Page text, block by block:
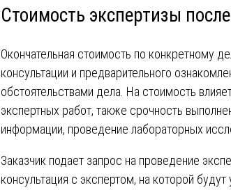
Стоимость экспертизы
Окончательная стоимость по конкретному
консультации и предварительного
обстоятельствами дела. На стоимость
экспертных работ, также срочность
информации, проведение лабораторных
Заказчик подает запрос на проведение
консультация с экспертом, на которой